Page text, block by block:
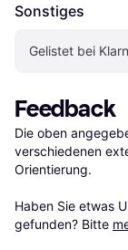
Sonstiges
Gelistet bei
Feedback
Die oben
verschiedenen
Orientierung.
Haben Sie etwas
gefunden? Bitte